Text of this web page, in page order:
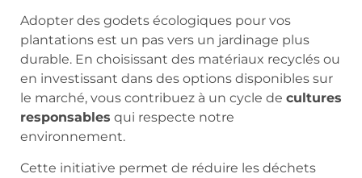
Adopter des godets écologiques pour vos
plantations est un pas vers un jardinage plus
durable. En choisissant des matériaux recyclés ou
en investissant dans des options disponibles sur
le marché, vous contribuez à un cycle de cultures
responsables qui respecte notre
environnement.
Cette initiative permet de réduire les déchets